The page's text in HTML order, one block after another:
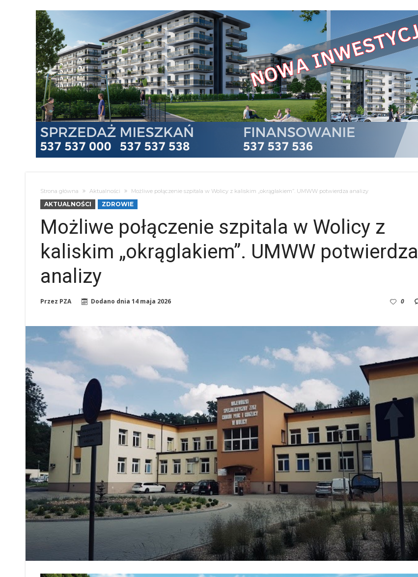
Strona główna Aktualności Możliwe połączenie szpitala w Wolicy z kaliskim „okrąglakiem”. UMWW potwierdza analizy
AKTUALNOŚCI ZDROWIE
Możliwe połączenie szpitala w Wolicy z
kaliskim „okrąglakiem”. UMWW potwierdza
analizy
Przez PZA Dodano dnia 14 maja 2026 0